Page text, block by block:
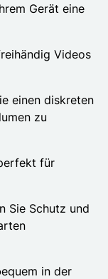
Gerät eine
Videos
einen diskreten
zu
für
Sie Schutz und
in der